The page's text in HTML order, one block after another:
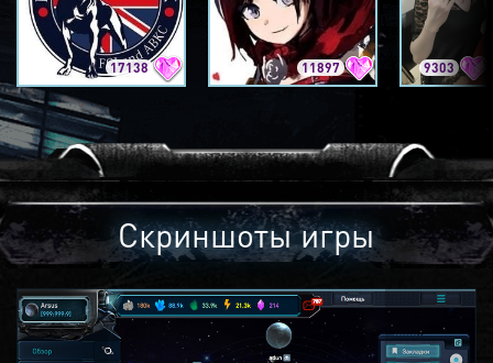
17138 11897 9303
Скриншоты игры